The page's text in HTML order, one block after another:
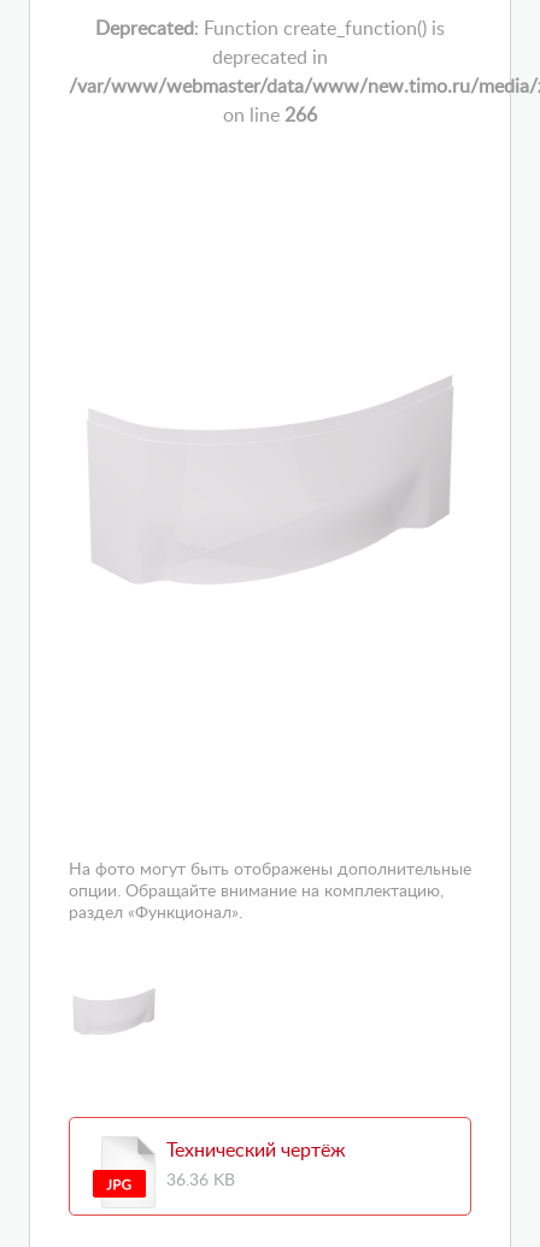
Deprecated: Function create_function() is
deprecated in
/var/www/webmaster/data/www/new.timo.ru/media/
on line 266
На фото могут быть отображены дополнительные
опции. Обращайте внимание на комплектацию,
раздел «Функционал».
Технический чертёж
36.36 KB